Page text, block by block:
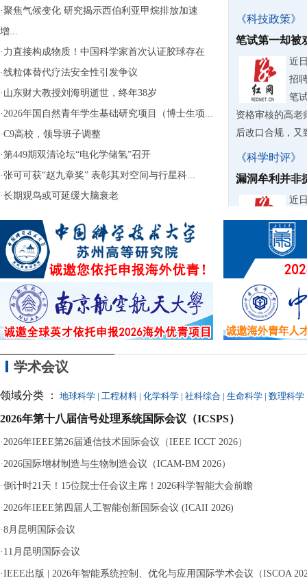
·聚焦气候变化 研究揭示西伯利亚甲烷排放加速
增...
· 力直接构成物质！中国科学家首次认证胶球存在
·线粒体替代疗法安全性引发争议
· 山东财大教授刘海明逝世，终年38岁
·2026年国自然青年学生基础研究项目（博士生项...
·C9高校，领导班子调整
·第449期双清论坛“电化学储氢”召开
·张可可获“赵九章奖” 表彰其对空间与行星科...
·长期观鸟或可延缓大脑衰老
《科技政策》
笔试第一却被
近
招
笔
资格审核的高老
后改口合规，又
《科学时评》
漏洞牟利并非
近
台“
钱“
用还大肆转卖
同参与，最终因
学术会议
领域分类 ： 地球科学 | 工程材料 | 化学科学 | 社科综合 | 生命科学 | 数理科学
2026年第十八届信号处理系统国际会议（ICSPS）
·2026年IEEE第26届通信技术国际会议（IEEE ICCT 2026）
·2026国际增材制造与生物制造会议（ICAM-BM 2026）
·倒计时21天！15位院士任会议主席！2026科学智能大会前瞻
·2026年IEEE第四届人工智能创新国际会议 (ICAII 2026)
·8月昆明国际会议
· 11月昆明国际会议
·IEEE出版 | 2026年智能系统控制、优化与应用国际学术会议（ISCOA